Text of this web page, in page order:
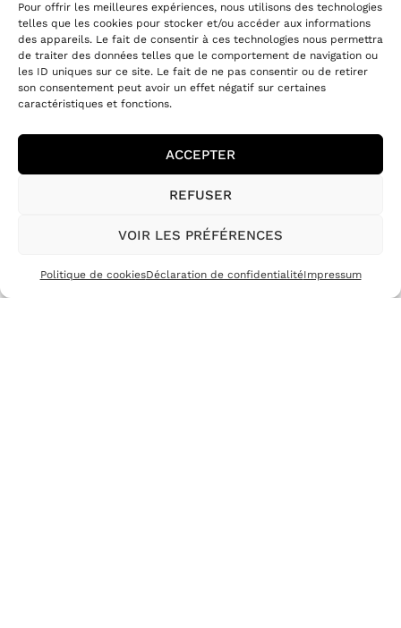
Pour offrir les meilleures expériences, nous utilisons des technologies
telles que les cookies pour stocker et/ou accéder aux informations
des appareils. Le fait de consentir à ces technologies nous permettra
de traiter des données telles que le comportement de navigation ou
les ID uniques sur ce site. Le fait de ne pas consentir ou de retirer
son consentement peut avoir un effet négatif sur certaines
caractéristiques et fonctions.
ACCEPTER
REFUSER
VOIR LES PRÉFÉRENCES
Politique de cookiesDéclaration de confidentialitéImpressum
Restez connectés à l'atelier
Laissez-nous votre email pour
recevoir notre newsletter